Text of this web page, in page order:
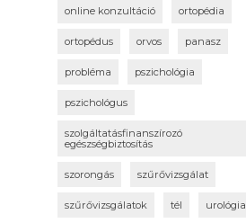
online konzultáció ortopédia
ortopédus orvos panasz
probléma pszichológia
pszichológus
szolgáltatásfinanszírozó
egészségbiztosítás
szorongás szűrővizsgálat
szűrővizsgálatok tél urológia